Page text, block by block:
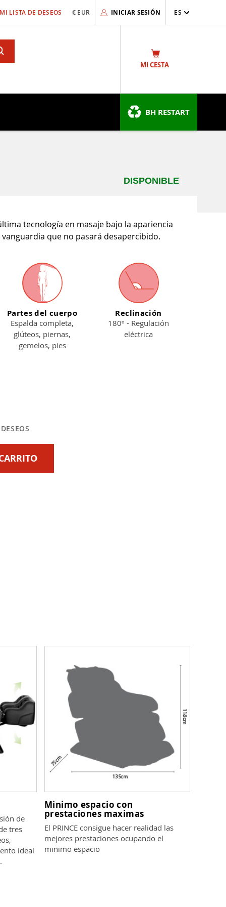
MI LISTA DE DESEOS € EUR INICIAR SESIÓN ES
MI CESTA
BH RESTART
DISPONIBLE
tecnología en masaje bajo la apariencia
que no pasará desapercibido.
Partes del cuerpo
Espalda completa,
glúteos, piernas,
gemelos, pies
Reclinación
180º - Regulación
eléctrica
de
tres
ideal
Minimo espacio con
prestaciones maximas
El PRINCE consigue hacer realidad las
mejores prestaciones ocupando el
minimo espacio